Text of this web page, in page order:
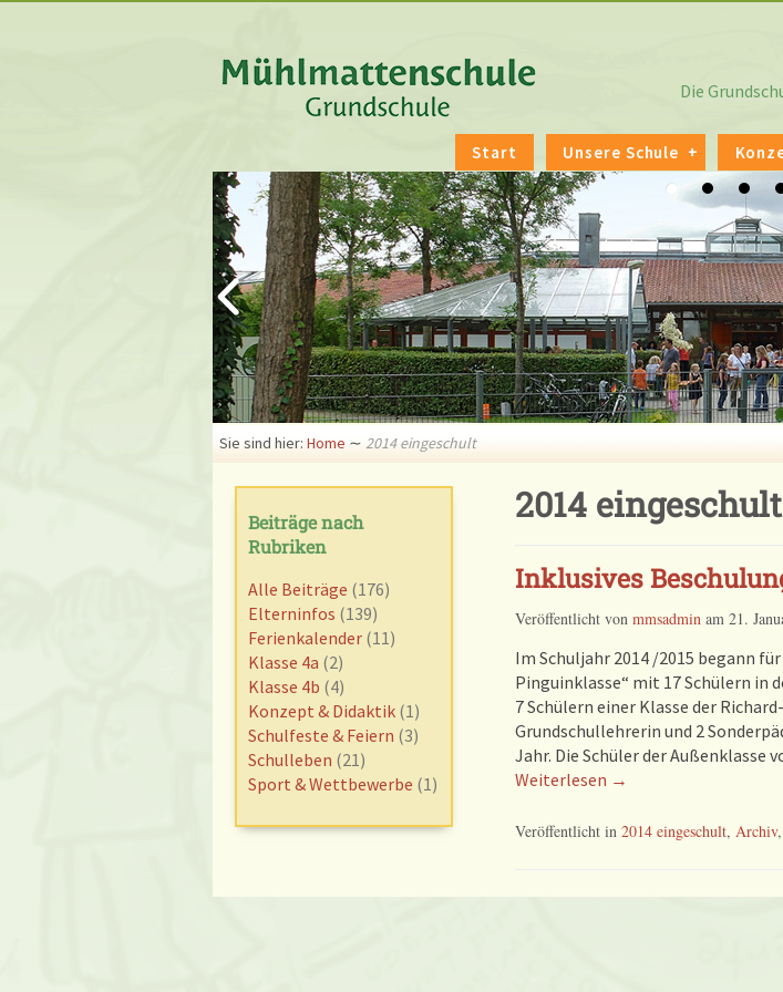
Die
Start Unsere Schule
Sie sind hier: Home ∼ 2014 eingeschult
2014 eingeschult
Inklusives
Veröffentlicht von mmsadmin am 21.
Im Schuljahr 2014 /2015 begann
Pinguinklasse“ mit 17 Schülern in
7 Schülern einer Klasse der
Grundschullehrerin und 2
Jahr. Die Schüler der
Weiterlesen →
Veröffentlicht in 2014 eingeschult, Archiv,
Beiträge nach
Rubriken
Alle Beiträge (176)
Elterninfos (139)
Ferienkalender(11)
Klasse 4a (2)
Klasse 4b (4)
Konzept & Didaktik(1)
Schulfeste & Feiern (3)
Schulleben (21)
Sport & Wettbewerbe (1)